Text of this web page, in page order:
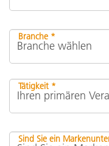
Branche *
Tätigkeit *
Sind Sie ein